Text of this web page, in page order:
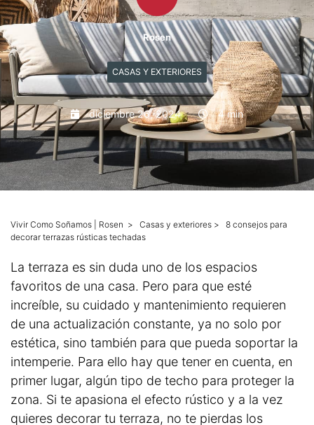
Mascotas
Columnas
Productos
Guías descargables
Rosen
CASAS Y EXTERIORES
diciembre 26, 2024 4 min
Vivir Como Soñamos | Rosen > Casas y exteriores > 8 consejos para
decorar terrazas rústicas techadas
La terraza es sin duda uno de los espacios
favoritos de una casa. Pero para que esté
increíble, su cuidado y mantenimiento requieren
de una actualización constante, ya no solo por
estética, sino también para que pueda soportar la
intemperie. Para ello hay que tener en cuenta, en
primer lugar, algún tipo de techo para proteger la
zona. Si te apasiona el efecto rústico y a la vez
quieres decorar tu terraza, no te pierdas los